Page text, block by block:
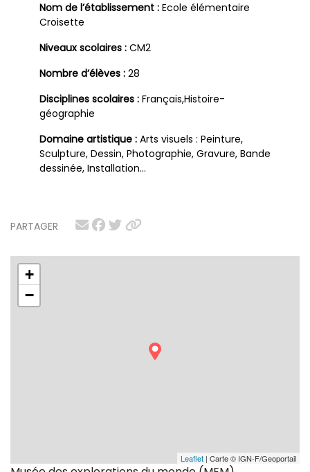
PARTAGER
+
−
Leaflet | Carte © IGN-F/Geoportail
Nom de l’établissement : Ecole élémentaire
Croisette
Niveaux scolaires : CM2
Nombre d’élèves : 28
Disciplines scolaires : Français,Histoire-
géographie
Domaine artistique : Arts visuels : Peinture,
Sculpture, Dessin, Photographie, Gravure, Bande
dessinée, Installation…